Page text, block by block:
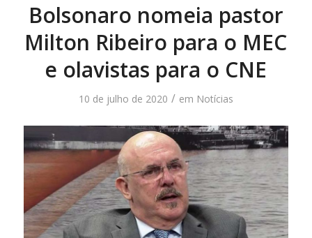
Bolsonaro nomeia pastor
Milton Ribeiro para o MEC
e olavistas para o CNE
10 de julho de 2020 / em Notícias